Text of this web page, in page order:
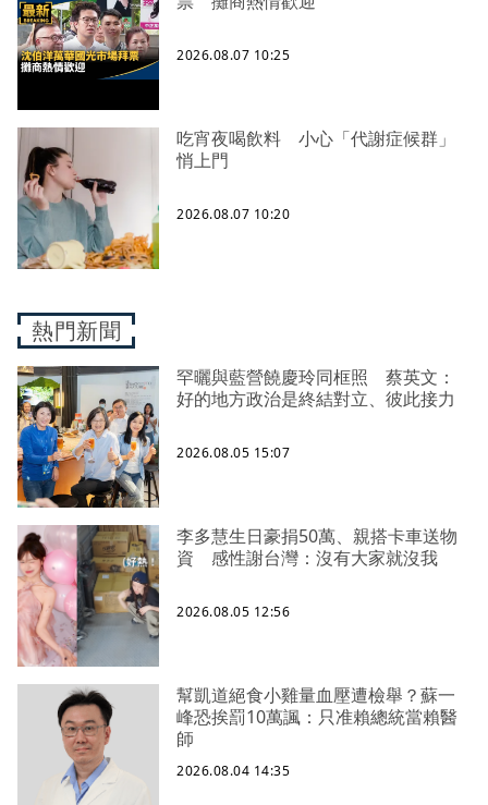
2026.08.07 10:25
吃宵夜喝飲料 小心「代謝症候群」
悄上門
2026.08.07 10:20
熱門新聞
罕曬與藍營饒慶玲同框照 蔡英文：
好的地方政治是終結對立、彼此接力
2026.08.05 15:07
李多慧生日豪捐50萬、親搭卡車送物
資 感性謝台灣：沒有大家就沒我
2026.08.05 12:56
幫凱道絕食小雞量血壓遭檢舉？蘇一
峰恐挨罰10萬諷：只准賴總統當賴醫
師
2026.08.04 14:35